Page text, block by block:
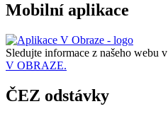
Mobilní aplikace
Sledujte informace z našeho webu v
V OBRAZE.
ČEZ odstávky